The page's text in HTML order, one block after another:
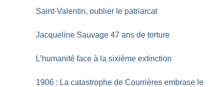
Saint-Valentin, oublier le patriarcat
Jacqueline Sauvage 47 ans de torture
L’humanité face à la sixième extinction
1906 : La catastrophe de Courrières embrase le